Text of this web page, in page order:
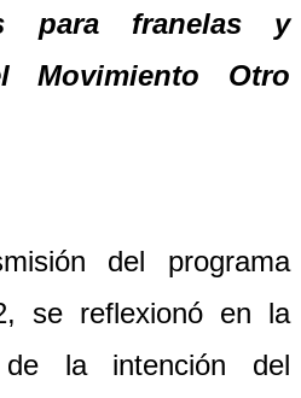
para franelas y
Movimiento Otro
del programa
se reflexionó en la
de la intención del